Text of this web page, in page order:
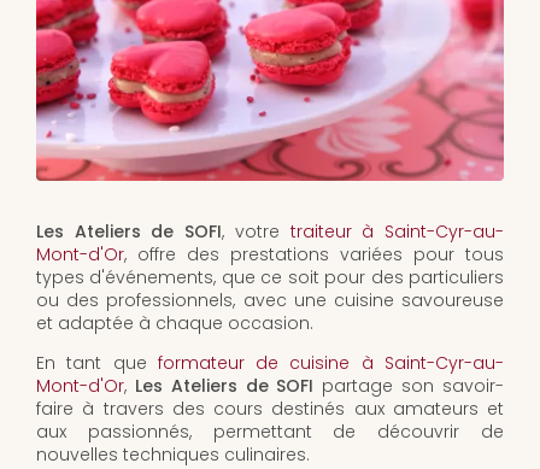
Les Ateliers de SOFI, votre traiteur à Saint-Cyr-au-
Mont-d'Or, offre des prestations variées pour tous
types d'événements, que ce soit pour des particuliers
ou des professionnels, avec une cuisine savoureuse
et adaptée à chaque occasion.
En tant que formateur de cuisine à Saint-Cyr-au-
Mont-d'Or, Les Ateliers de SOFI partage son savoir-
faire à travers des cours destinés aux amateurs et
aux passionnés, permettant de découvrir de
nouvelles techniques culinaires.